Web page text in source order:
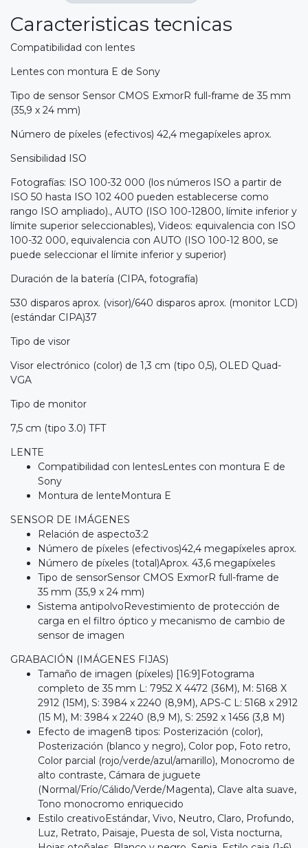
Caracteristicas tecnicas
Compatibilidad con lentes
Lentes con montura E de Sony
Tipo de sensor Sensor CMOS ExmorR full-frame de 35 mm
(35,9 x 24 mm)
Número de píxeles (efectivos) 42,4 megapíxeles aprox.
Sensibilidad ISO
Fotografías: ISO 100-32 000 (los números ISO a partir de
ISO 50 hasta ISO 102 400 pueden establecerse como
rango ISO ampliado)., AUTO (ISO 100-12800, límite inferior y
límite superior seleccionables), Videos: equivalencia con ISO
100-32 000, equivalencia con AUTO (ISO 100-12 800, se
puede seleccionar el límite inferior y superior)
Duración de la batería (CIPA, fotografía)
530 disparos aprox. (visor)/640 disparos aprox. (monitor LCD)
(estándar CIPA)37
Tipo de visor
Visor electrónico (color) de 1,3 cm (tipo 0,5), OLED Quad-
VGA
Tipo de monitor
7,5 cm (tipo 3.0) TFT
LENTE
Compatibilidad con lentesLentes con montura E de
Sony
Montura de lenteMontura E
SENSOR DE IMÁGENES
Relación de aspecto3:2
Número de píxeles (efectivos)42,4 megapíxeles aprox.
Número de píxeles (total)Aprox. 43,6 megapíxeles
Tipo de sensorSensor CMOS ExmorR full-frame de
35 mm (35,9 x 24 mm)
Sistema antipolvoRevestimiento de protección de
carga en el filtro óptico y mecanismo de cambio de
sensor de imagen
GRABACIÓN (IMÁGENES FIJAS)
Tamaño de imagen (píxeles) [16:9]Fotograma
completo de 35 mm L: 7952 X 4472 (36M), M: 5168 X
2912 (15M), S: 3984 x 2240 (8,9M), APS-C L: 5168 x 2912
(15 M), M: 3984 x 2240 (8,9 M), S: 2592 x 1456 (3,8 M)
Efecto de imagen8 tipos: Posterización (color),
Posterización (blanco y negro), Color pop, Foto retro,
Color parcial (rojo/verde/azul/amarillo), Monocromo de
alto contraste, Cámara de juguete
(Normal/Frío/Cálido/Verde/Magenta), Clave alta suave,
Tono monocromo enriquecido
Estilo creativoEstándar, Vivo, Neutro, Claro, Profundo,
Luz, Retrato, Paisaje, Puesta de sol, Vista nocturna,